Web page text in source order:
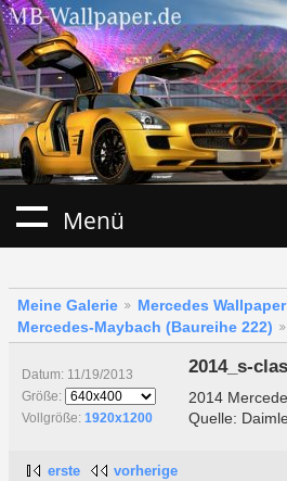
Menü
Meine Galerie Mercedes
Mercedes-Maybach (Baureihe 222)
Datum: 11/19/2013
Größe:
Vollgröße: 1920x1200
2014_s-
2014
Quelle:
erste vorherige